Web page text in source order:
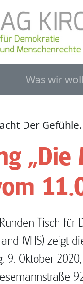
Was wir
Der
„Die
Tisch für
(VHS) zeigt
9. Oktober